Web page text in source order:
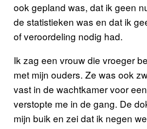
ook gepland was, dat ik geen
de statistieken was en dat ik
of veroordeling nodig had.
Ik zag een vrouw die vroeger
met mijn ouders. Ze was ook
vast in de wachtkamer voor
verstopte me in de gang. De
mijn buik en zei dat ik negen